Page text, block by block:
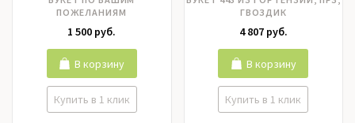
Лилии, Матрикария,
Нарцисс, Нобилис,
Орхидея, Пионовидные
розы, Пионы, Подсолнух,
Ранункулюс, Роза кустовая,
Розы российские, Розы
эквадор, Тюльпаны,
Фрезия, Хризантема,
ПОЖЕЛАНИЯМ
1 500 руб.
Купить в 1 клик
В корзину
ГВОЗДИК
4 807 руб.
Купить в 1 клик
В корзину